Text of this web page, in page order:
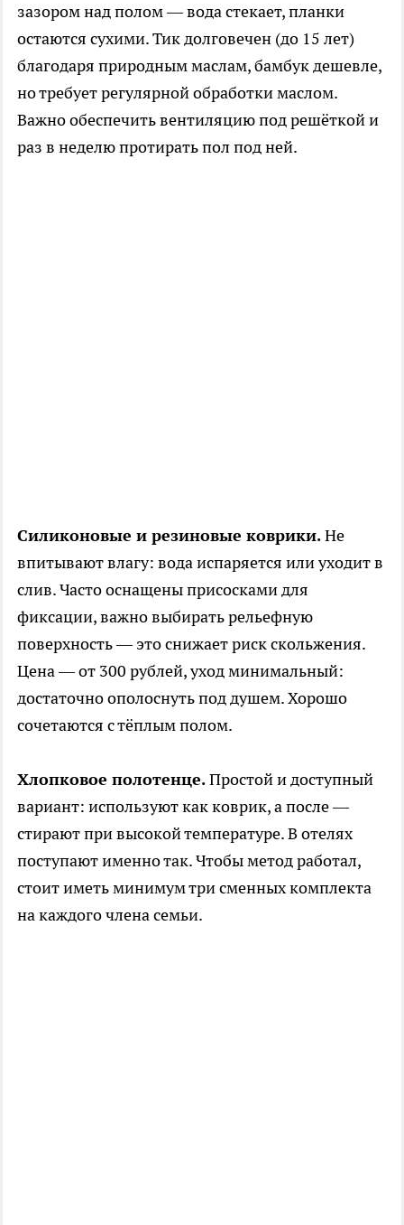
зазором над полом — вода стекает, планки
остаются сухими. Тик долговечен (до 15 лет)
благодаря природным маслам, бамбук дешевле,
но требует регулярной обработки маслом.
Важно обеспечить вентиляцию под решёткой и
раз в неделю протирать пол под ней.
Силиконовые и резиновые коврики.Не
впитывают влагу: вода испаряется или уходит в
слив. Часто оснащены присосками для
фиксации, важно выбирать рельефную
поверхность — это снижает риск скольжения.
Цена — от 300 рублей, уход минимальный:
достаточно ополоснуть под душем. Хорошо
сочетаются с тёплым полом.
Хлопковое полотенце.Простой и доступный
вариант: используют как коврик, а после —
стирают при высокой температуре. В отелях
поступают именно так. Чтобы метод работал,
стоит иметь минимум три сменных комплекта
на каждого члена семьи.